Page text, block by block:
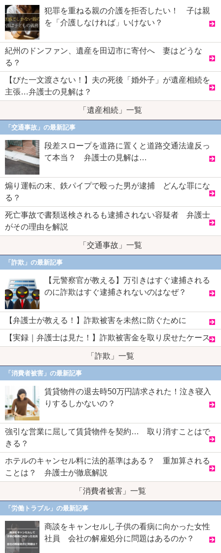
犯罪を重ねる親の介護を拒否したい！ 子は親
を「介護しなければ」いけない？
紀州のドンファン、遺産を田辺市に寄付へ 妻はどうな
る？
【びた一文渡さない！】夫の死後「婚外子」が遺産相続を
主張…弁護士の見解は？
「遺産相続」一覧
「交通事故」の最新記事
段差スロープを道路に置くと道路交通法違反っ
て本当？ 弁護士の見解は…
煽り運転の末、鉄パイプで殴った男が逮捕 どんな罪にな
る？
死亡事故で書類送検されるも逮捕されない容疑者 弁護士
がその理由を解説
「交通事故」一覧
「詐欺」の最新記事
【元警察官が教える】万引きはすぐ逮捕される
のに詐欺はすぐ逮捕されないのはなぜ？
【弁護士が教える！】詐欺被害を未然に防ぐために
【実録｜弁護士は見た！】詐欺被害金を取り戻せたケース
「詐欺」一覧
「消費者被害」の最新記事
賃貸物件の退去時50万円請求された！泣き寝入
りするしかないの？
強引な営業に屈して賃貸物件を契約… 取り消すことはで
きる？
ホテルのキャンセル料に法的基準はある？ 重加算される
ことは？ 弁護士が徹底解説
「消費者被害」一覧
「労働トラブル」の最新記事
商談をキャンセルし子供の看病に向かった女性
社員 会社の解雇処分に問題はあるのか？